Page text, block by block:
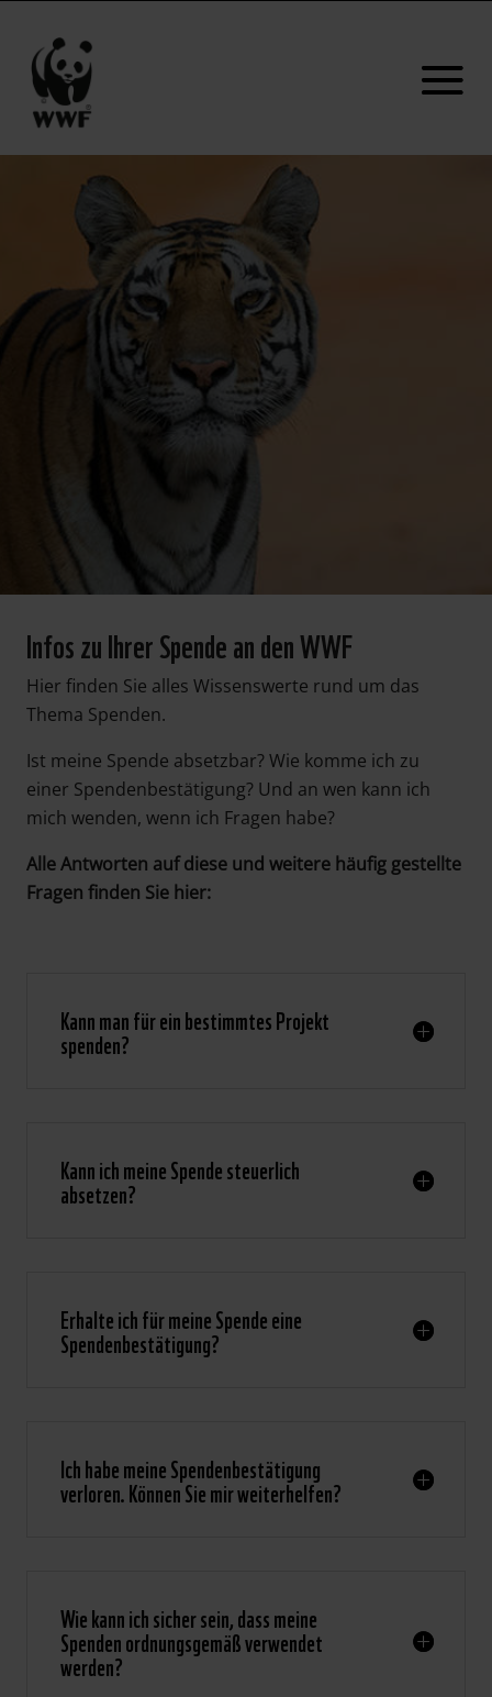
Infos zu Ihrer Spende an den WWF
Hier finden Sie alles Wissenswerte rund um das
Thema Spenden.
Ist meine Spende absetzbar? Wie komme ich zu
einer Spendenbestätigung? Und an wen kann ich
mich wenden, wenn ich Fragen habe?
Alle Antworten auf diese und weitere häufig gestellte
Fragen finden Sie hier:
Kann man für ein bestimmtes Projekt
spenden?
Kann ich meine Spende steuerlich
absetzen?
Erhalte ich für meine Spende eine
Spendenbestätigung?
Ich habe meine Spendenbestätigung
verloren. Können Sie mir weiterhelfen?
Wie kann ich sicher sein, dass meine
Spenden ordnungsgemäß verwendet
werden?